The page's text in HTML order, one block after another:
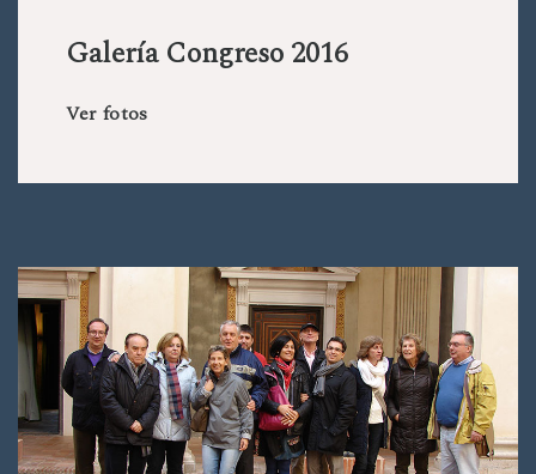
Galería Congreso 2016
Ver fotos